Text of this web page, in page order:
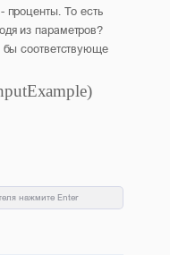
проценты. То есть
из параметров?
бы соответствующе
нажмите Enter